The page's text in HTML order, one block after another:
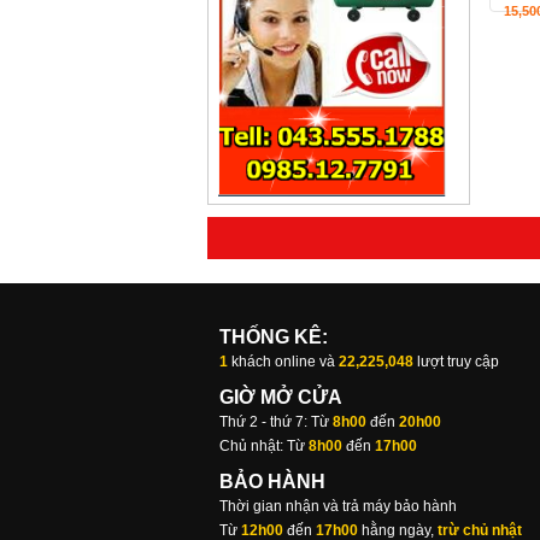
THỐNG KÊ:
1 khách online và 22,225,048 lượt truy cập
GIỜ MỞ CỬA
Thứ 2 - thứ 7: Từ 8h00 đến 20h00
Chủ nhật: Từ 8h00 đến 17h00
BẢO HÀNH
Thời gian nhận và trả máy bảo hành
Từ 12h00 đến 17h00 hằng ngày, trừ chủ nhật